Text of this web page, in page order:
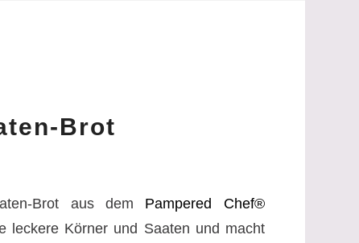
Brot
Brot aus dem Pampered Chef®
leckere Körner und Saaten und macht